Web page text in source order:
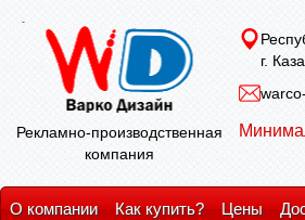
Рекламно-производственная
компания
г.
О компании Как купить? Цены